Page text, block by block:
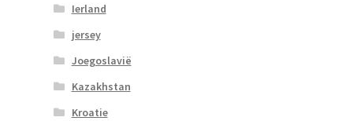
Ierland
jersey
Joegoslavië
Kazakhstan
Kroatie